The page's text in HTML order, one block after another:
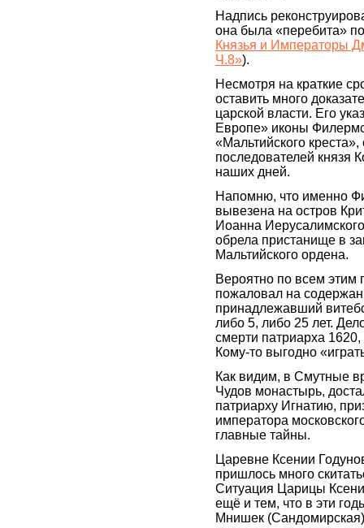
Надпись
она была «перебита»
Князья и Императоры
Ч.8»).
Несмотря на краткие
оставить много
царской власти. Его
Европе» иконы
«Мальтийского
последователей князя
наших дней.
Напомню, что именно
вывезена на остров
Иоанна
обрела пристанище в
Мальтийского ордена.
Вероятно по всем этим
пожаловал на
принадлежавший
либо 5, либо 25 лет.
смерти патриарха
Кому-то выгодно
Как видим, в Смутные
Чудов монастырь,
патриарху Игнатию,
императора
главные тайны.
Царевне Ксении
пришлось много
Ситуация Царицы
ещё и тем, что в эти
Мнишек